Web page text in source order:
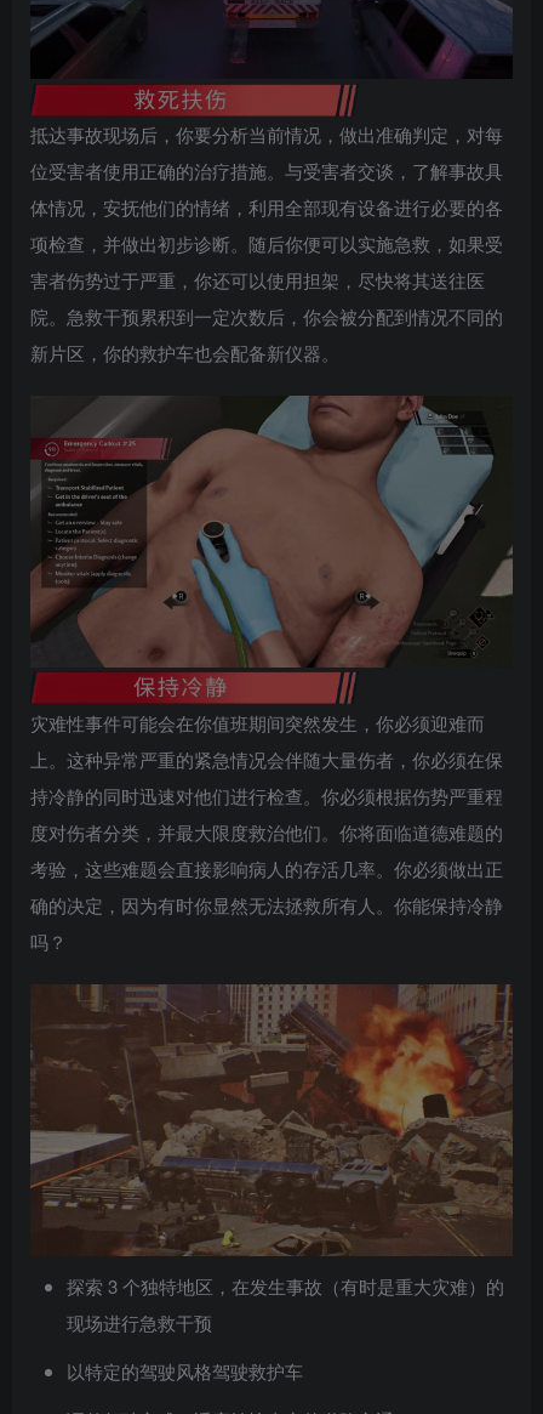
抵达事故现场后，你要分析当前情况，做出准确判定，对每
位受害者使用正确的治疗措施。与受害者交谈，了解事故具
体情况，安抚他们的情绪，利用全部现有设备进行必要的各
项检查，并做出初步诊断。随后你便可以实施急救，如果受
害者伤势过于严重，你还可以使用担架，尽快将其送往医
院。急救干预累积到一定次数后，你会被分配到情况不同的
新片区，你的救护车也会配备新仪器。
灾难性事件可能会在你值班期间突然发生，你必须迎难而
上。这种异常严重的紧急情况会伴随大量伤者，你必须在保
持冷静的同时迅速对他们进行检查。你必须根据伤势严重程
度对伤者分类，并最大限度救治他们。你将面临道德难题的
考验，这些难题会直接影响病人的存活几率。你必须做出正
确的决定，因为有时你显然无法拯救所有人。你能保持冷静
吗？
探索 3 个独特地区，在发生事故（有时是重大灾难）的
现场进行急救干预
以特定的驾驶风格驾驶救护车